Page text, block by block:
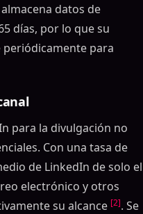
datos de
días, por lo que su
para
para la divulgación no
Con una tasa de
de LinkedIn de solo el
electrónico y otros
su alcance [2]. Se